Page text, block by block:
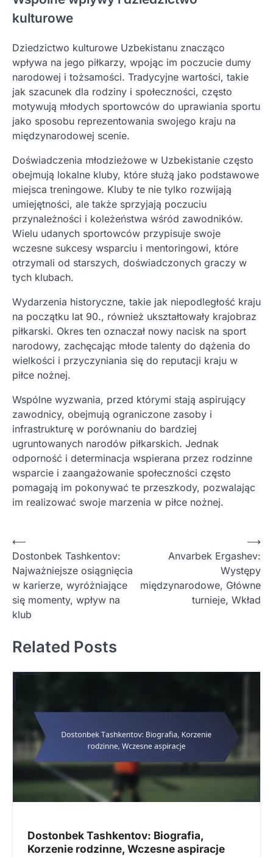
kulturowe
Dziedzictwo kulturowe Uzbekistanu znacząco
wpływa na jego piłkarzy, wpojąc im poczucie dumy
narodowej i tożsamości. Tradycyjne wartości, takie
jak szacunek dla rodziny i społeczności, często
motywują młodych sportowców do uprawiania sportu
jako sposobu reprezentowania swojego kraju na
międzynarodowej scenie.
Doświadczenia młodzieżowe w Uzbekistanie często
obejmują lokalne kluby, które służą jako podstawowe
miejsca treningowe. Kluby te nie tylko rozwijają
umiejętności, ale także sprzyjają poczuciu
przynależności i koleżeństwa wśród zawodników.
Wielu udanych sportowców przypisuje swoje
wczesne sukcesy wsparciu i mentoringowi, które
otrzymali od starszych, doświadczonych graczy w
tych klubach.
Wydarzenia historyczne, takie jak niepodległość kraju
na początku lat 90., również ukształtowały krajobraz
piłkarski. Okres ten oznaczał nowy nacisk na sport
narodowy, zachęcając młode talenty do dążenia do
wielkości i przyczyniania się do reputacji kraju w
piłce nożnej.
Wspólne wyzwania, przed którymi stają aspirujący
zawodnicy, obejmują ograniczone zasoby i
infrastrukturę w porównaniu do bardziej
ugruntowanych narodów piłkarskich. Jednak
odporność i determinacja wspierana przez rodzinne
wsparcie i zaangażowanie społeczności często
pomagają im pokonywać te przeszkody, pozwalając
im realizować swoje marzenia w piłce nożnej.
P
o
s
t
n
a
v
i
o
⟵
Dostonbek Tashkentov:
Najważniejsze osiągnięcia
w karierze, wyróżniające
się momenty, wpływ na
klub
Anvarbek Ergashev:
Występy
międzynarodowe, Główne
turnieje, Wkład
⟶
Related Posts
Dostonbek Tashkentov: Biografia,
Korzenie rodzinne, Wczesne aspiracje